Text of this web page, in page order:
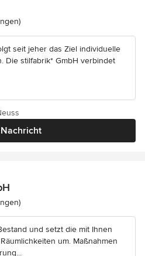
5 von 5 Sternen
seit jeher das Ziel individuelle
Die stilfabrik* GmbH verbindet
Nachricht
5 von 5 Sternen
und setzt die mit Ihnen
um. Maßnahmen